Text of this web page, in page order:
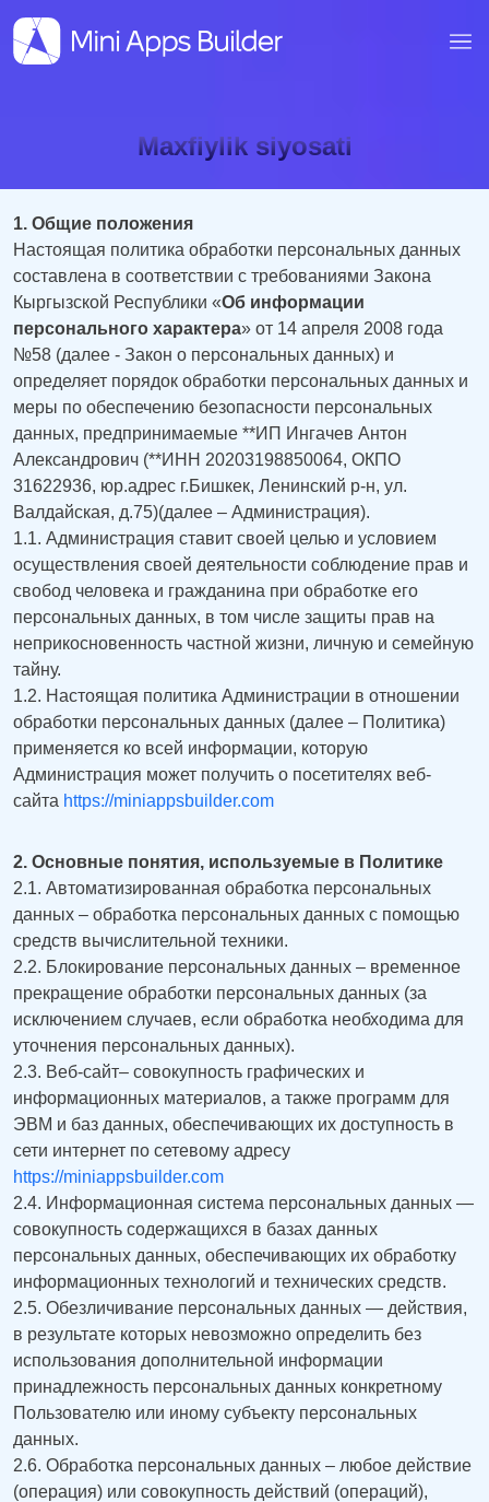
Maxfiylik siyosati
1. Общие положения
Настоящая политика обработки персональных данных
составлена в соответствии с требованиями Закона
Кыргызской Республики «Об информации
персонального характера» от 14 апреля 2008 года
№58 (далее - Закон о персональных данных) и
определяет порядок обработки персональных данных и
меры по обеспечению безопасности персональных
данных, предпринимаемые **ИП Ингачев Антон
Александрович (**ИНН 20203198850064, ОКПО
31622936, юр.адрес г.Бишкек, Ленинский р-н, ул.
Валдайская, д.75)(далее – Администрация).
1.1. Администрация ставит своей целью и условием
осуществления своей деятельности соблюдение прав и
свобод человека и гражданина при обработке его
персональных данных, в том числе защиты прав на
неприкосновенность частной жизни, личную и семейную
тайну.
1.2. Настоящая политика Администрации в отношении
обработки персональных данных (далее – Политика)
применяется ко всей информации, которую
Администрация может получить о посетителях веб-
сайта https://miniappsbuilder.com
2. Основные понятия, используемые в Политике
2.1. Автоматизированная обработка персональных
данных – обработка персональных данных с помощью
средств вычислительной техники.
2.2. Блокирование персональных данных – временное
прекращение обработки персональных данных (за
исключением случаев, если обработка необходима для
уточнения персональных данных).
2.3. Веб-сайт– совокупность графических и
информационных материалов, а также программ для
ЭВМ и баз данных, обеспечивающих их доступность в
сети интернет по сетевому адресу
https://miniappsbuilder.com
2.4. Информационная система персональных данных —
совокупность содержащихся в базах данных
персональных данных, обеспечивающих их обработку
информационных технологий и технических средств.
2.5. Обезличивание персональных данных — действия,
в результате которых невозможно определить без
использования дополнительной информации
принадлежность персональных данных конкретному
Пользователю или иному субъекту персональных
данных.
2.6. Обработка персональных данных – любое действие
(операция) или совокупность действий (операций),